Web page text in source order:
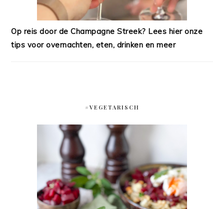
Op reis door de Champagne Streek? Lees hier onze
tips voor overnachten, eten, drinken en meer
#VEGETARISCH